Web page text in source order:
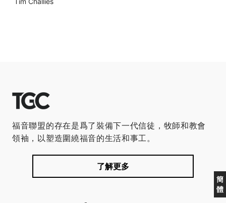
簡
體
福音聯盟的存在是爲了裝備下一代信徒，牧師和教會
領袖，以塑造圍繞福音的生活和事工。
了解更多